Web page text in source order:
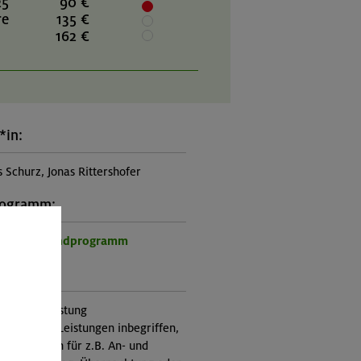
135 €
162 €
Schurz, Jonas Rittershofer
und Jugendprogramm
Ausrüstung
in den Leistungen inbegriffen,
für z.B. An- und